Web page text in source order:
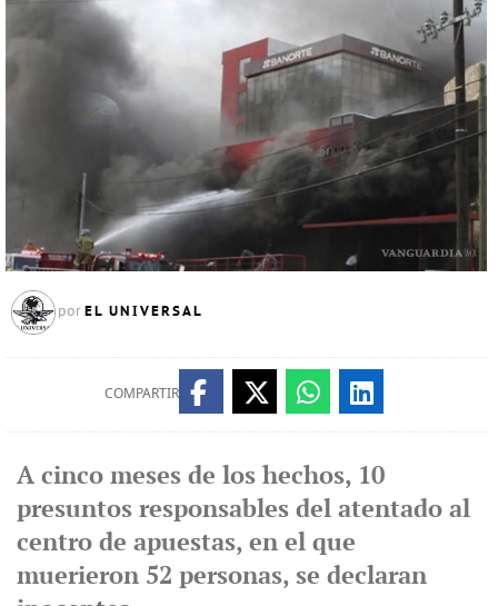
por EL UNIVERSAL
COMPARTIR
A cinco meses de los hechos, 10
presuntos responsables del atentado al
centro de apuestas, en el que
muerieron 52 personas, se declaran